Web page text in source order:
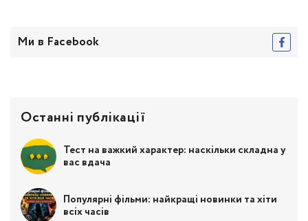
Ми в Facebook
Останні публікації
Тест на важкий характер: наскільки складна у
вас вдача
Популярні фільми: найкращі новинки та хіти
всіх часів